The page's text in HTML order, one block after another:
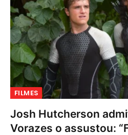
FILMES
Josh Hutcherson
Vorazes o assustou: